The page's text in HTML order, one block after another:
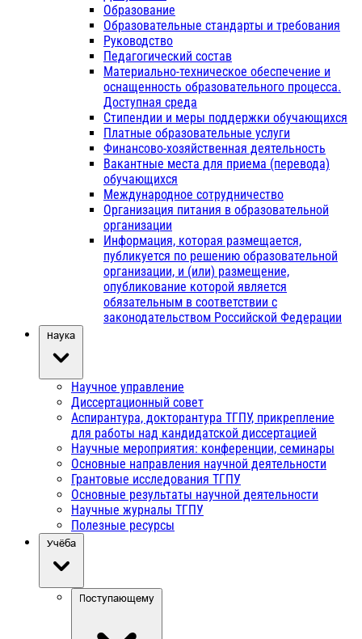
Образование
Образовательные стандарты и требования
Руководство
Педагогический состав
Материально-техническое обеспечение и
оснащенность образовательного процесса.
Доступная среда
Стипендии и меры поддержки обучающихся
Платные образовательные услуги
Финансово-хозяйственная деятельность
Вакантные места для приема (перевода)
обучающихся
Международное сотрудничество
Организация питания в образовательной
организации
Информация, которая размещается,
публикуется по решению образовательной
организации, и (или) размещение,
опубликование которой является
обязательным в соответствии с
законодательством Российской Федерации
Наука
Научное управление
Диссертационный совет
Аспирантура, докторантура ТГПУ, прикрепление
для работы над кандидатской диссертацией
Научные мероприятия: конференции, семинары
Основные направления научной деятельности
Грантовые исследования ТГПУ
Основные результаты научной деятельности
Научные журналы ТГПУ
Полезные ресурсы
Учёба
Поступающему